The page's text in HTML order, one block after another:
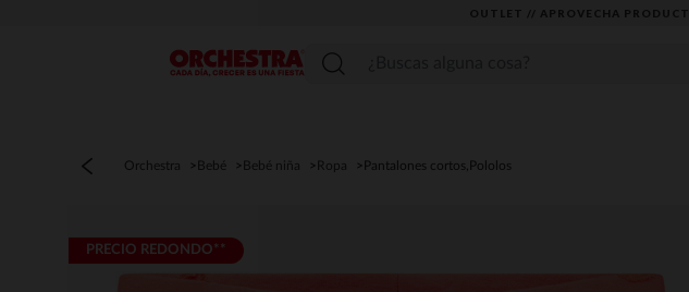
OUTLET // APROVECHA
Menú
Orchestra Bebé Bebé niña Ropa Pantalones cortos,Pololos
PRECIO REDONDO**